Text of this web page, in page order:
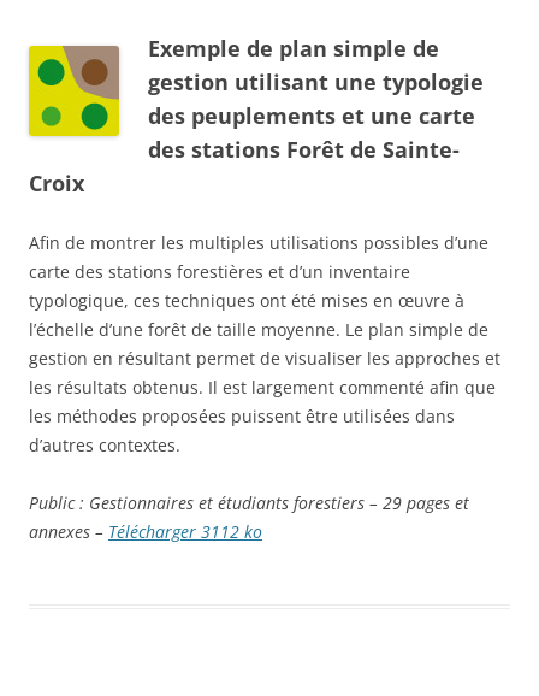
Exemple de plan simple de
gestion utilisant une typologie
des peuplements et une carte
des stations Forêt de Sainte-
Croix
Afin de montrer les multiples utilisations possibles d’une
carte des stations forestières et d’un inventaire
typologique, ces techniques ont été mises en œuvre à
l’échelle d’une forêt de taille moyenne. Le plan simple de
gestion en résultant permet de visualiser les approches et
les résultats obtenus. Il est largement commenté afin que
les méthodes proposées puissent être utilisées dans
d’autres contextes.
Public : Gestionnaires et étudiants forestiers – 29 pages et
annexes – Télécharger 3112 ko